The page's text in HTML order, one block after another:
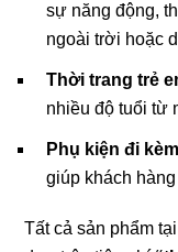
sự năng động,
ngoài trời hoặc
Thời trang trẻ
nhiều độ tuổi từ
Phụ kiện đi
giúp khách
Tất cả sản phẩm